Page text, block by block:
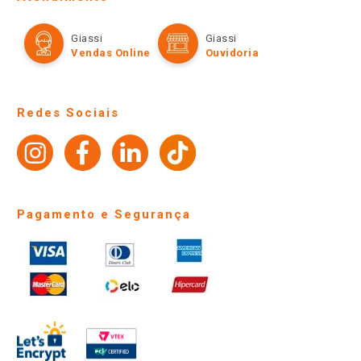
Televendas
Amigo Giassi
Perguntas frequentes
Identidade Visual
Formas de Pagamento
Políticas de entrega
Giassi
Vendas Online
Giassi
Ouvidoria
Redes Sociais
Pagamento e Segurança